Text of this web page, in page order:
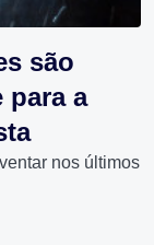
são
para a
nos últimos